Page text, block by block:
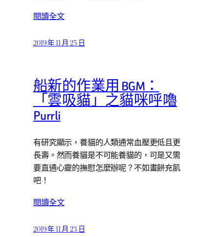
閱讀全文
2019 年 11 月 25 日
船新的作業用 BGM：
「雲吸貓」之貓咪呼嚕
Purrli
有研究顯示，養貓的人類通常血壓更低且更
長壽。然而養貓是不可能養貓的，可是又需
要直通心靈的撫慰怎麼辦呢？不如畫餅充飢
吧！
閱讀全文
2019 年 11 月 23 日